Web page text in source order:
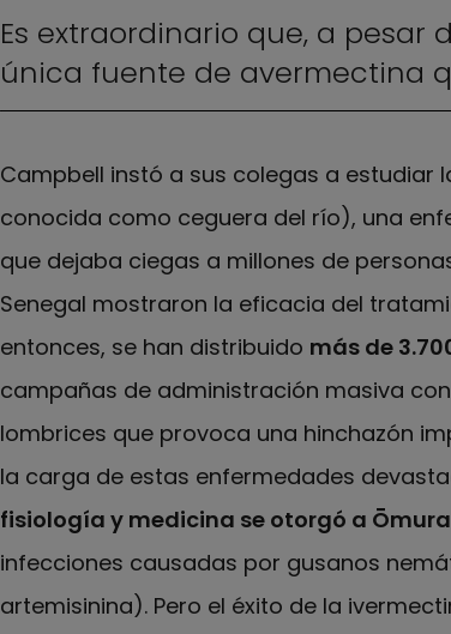
Es extraordinario que, a pesar
única fuente de avermectina
Campbell instó a sus colegas a
conocida como ceguera del río), una
que dejaba ciegas a millones de
Senegal mostraron la eficacia del
entonces, se han distribuido más de
campañas de administración masiva
lombrices que provoca una hinchazón
la carga de estas enfermedades
fisiología y medicina se otorgó a
infecciones causadas por gusanos
artemisinina). Pero el éxito de la